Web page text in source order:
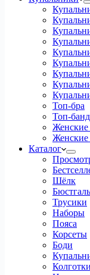
Топ-бра
Топ-
Женские
Женские
Каталог
Шёлк
Трусики
Наборы
Пояса
Корсеты
Боди